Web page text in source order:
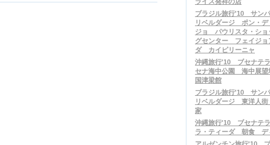
ブラジル旅行'10 サン
リベルダージ ポン・デ
ジョ パウリスタ・ショ
グセンター フェイジョ
ダ カイピリーニャ
沖縄旅行'10 ブセナテ
セナ海中公園 海中展
国津梁館
ブラジル旅行'10 サン
リベルダージ 東洋人
家
沖縄旅行'10 ブセナテ
ラ・ティーダ 朝食 デ